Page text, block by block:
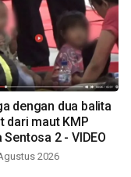
dengan dua balita
dari maut KMP
Sentosa 2 - VIDEO
2026